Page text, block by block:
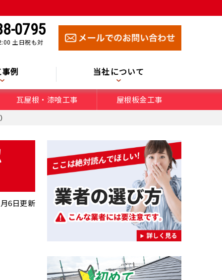
0795
土日祝も対
例 当社について
瓦屋根・漆喰工事 屋根板金工事
6日更新